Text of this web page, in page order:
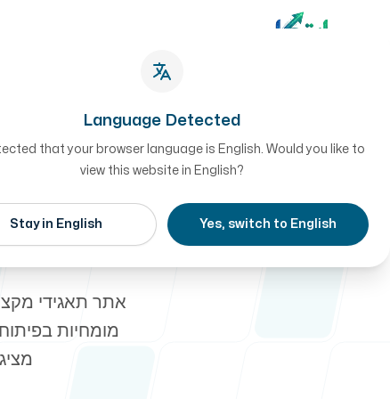
Language Detected
that your browser language is English. Would you like to
view this website in English?
Yes, switch to English
Stay in English
הפרויקטים שלנו
שיטת העבודהמומחיות